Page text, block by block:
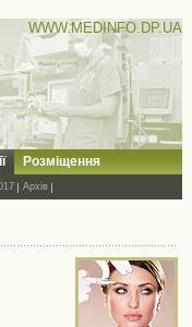
WWW.MEDINFO.DP.UA
Розміщення
Архів